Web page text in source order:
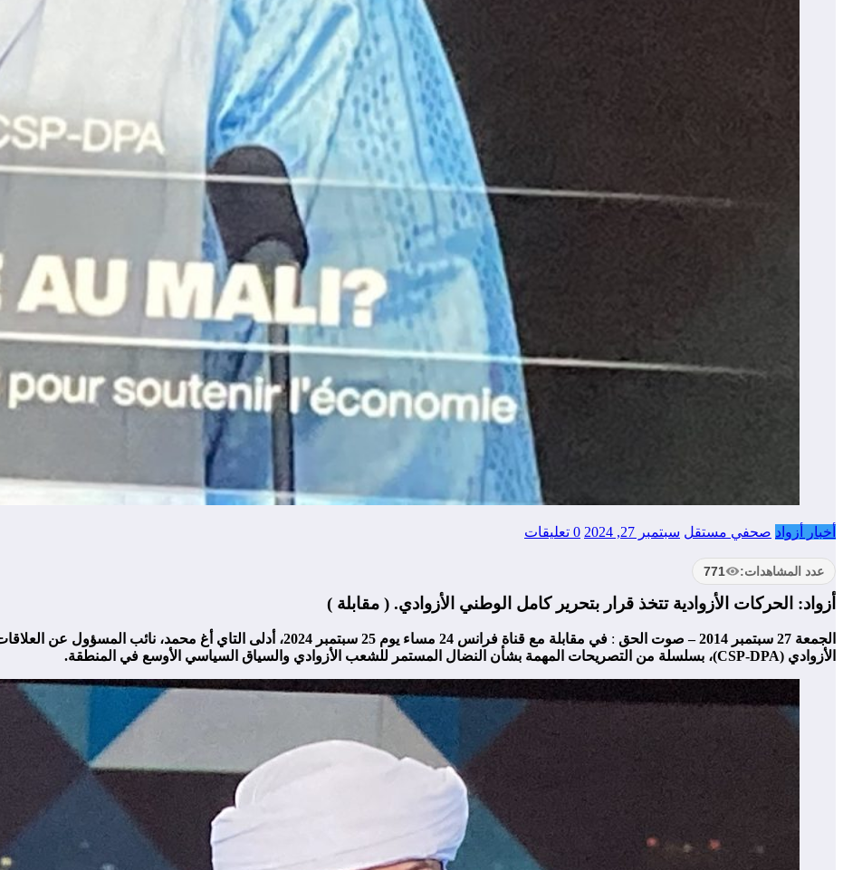
أخبار أزواد صحفي مستقل سبتمبر 27, 2024 0 تعليقات
عدد المشاهدات: 771
أزواد: الحركات الأزوادية تتخذ قرار بتحرير كامل الوطني الأزوادي. ( مقابلة )
الجمعة 27 سبتمبر 2014 – صوت الحق :
في مقابلة مع قناة فرانس 24 مساء يوم 25 سبتمبر 2024، أدلى التاي أغ
الأزوادي (CSP-DPA)، بسلسلة من التصريحات المهمة بشأن النضال المستمر للشعب الأزوادي والسياق السياسي الأوسع في المنطقة.